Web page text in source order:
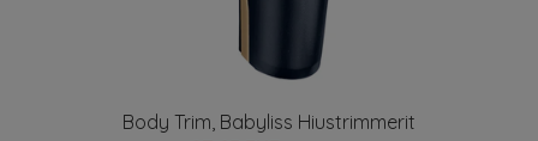
Body Trim, Babyliss Hiustrimmerit